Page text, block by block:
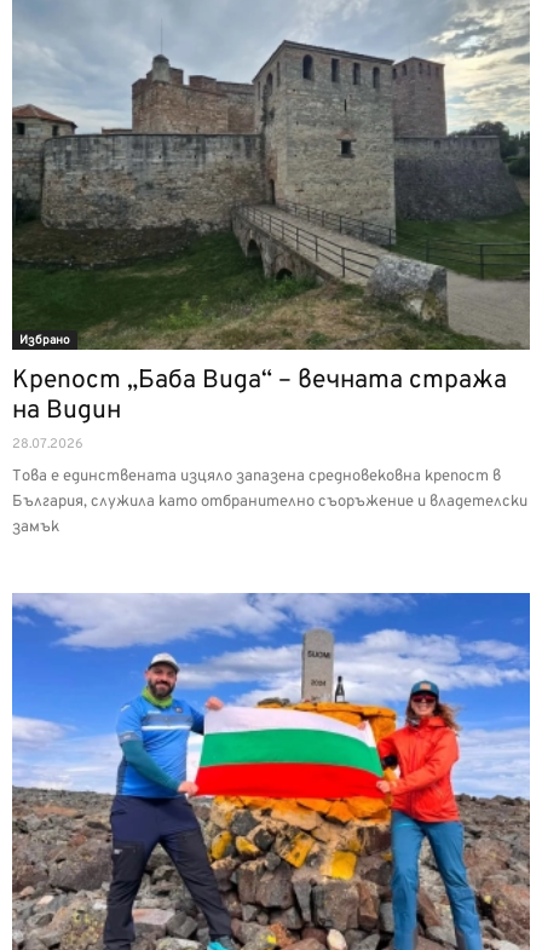
Избрано
Крепост „Баба Вида“ – вечната стража
на Видин
28.07.2026
Това е единствената изцяло запазена средновековна крепост в
България, служила като отбранително съоръжение и владетелски
замък